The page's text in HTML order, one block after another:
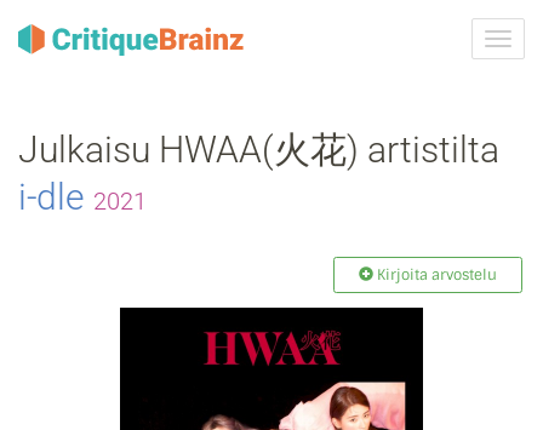
Julkaisu HWAA(火花) artistilta
i‐dle 2021
Kirjoita arvostelu